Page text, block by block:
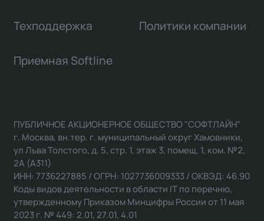
Техподдержка Политики компании
Приемная Softline
ПУБЛИЧНОЕ АКЦИОНЕРНОЕ ОБЩЕСТВО "СОФТЛАЙН"
г. Москва, вн.тер. г. муниципальный округ Хамовники,
ул Льва Толстого, д. 5, стр. 1, этаж 3, помещ. 1, ком. №2,
2А (А311)
ИНН: 7736227885 / ОГРН: 1027736009333 / ОКВЭД: 46.90
Коды видов деятельности в области IT по перечню,
утвержденному Приказом Минцифры России от 11 мая
2023 г. № 449: 2.01, 27.01, 4.01